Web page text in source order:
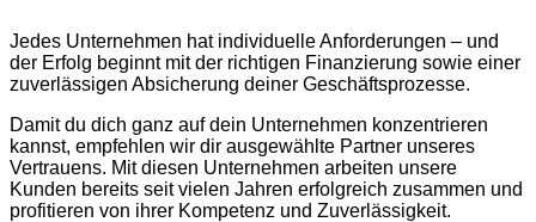
Jedes Unternehmen hat individuelle Anforderungen – und
der Erfolg beginnt mit der richtigen Finanzierung sowie einer
zuverlässigen Absicherung deiner Geschäftsprozesse.
Damit du dich ganz auf dein Unternehmen konzentrieren
kannst, empfehlen wir dir ausgewählte Partner unseres
Vertrauens. Mit diesen Unternehmen arbeiten unsere
Kunden bereits seit vielen Jahren erfolgreich zusammen und
profitieren von ihrer Kompetenz und Zuverlässigkeit.